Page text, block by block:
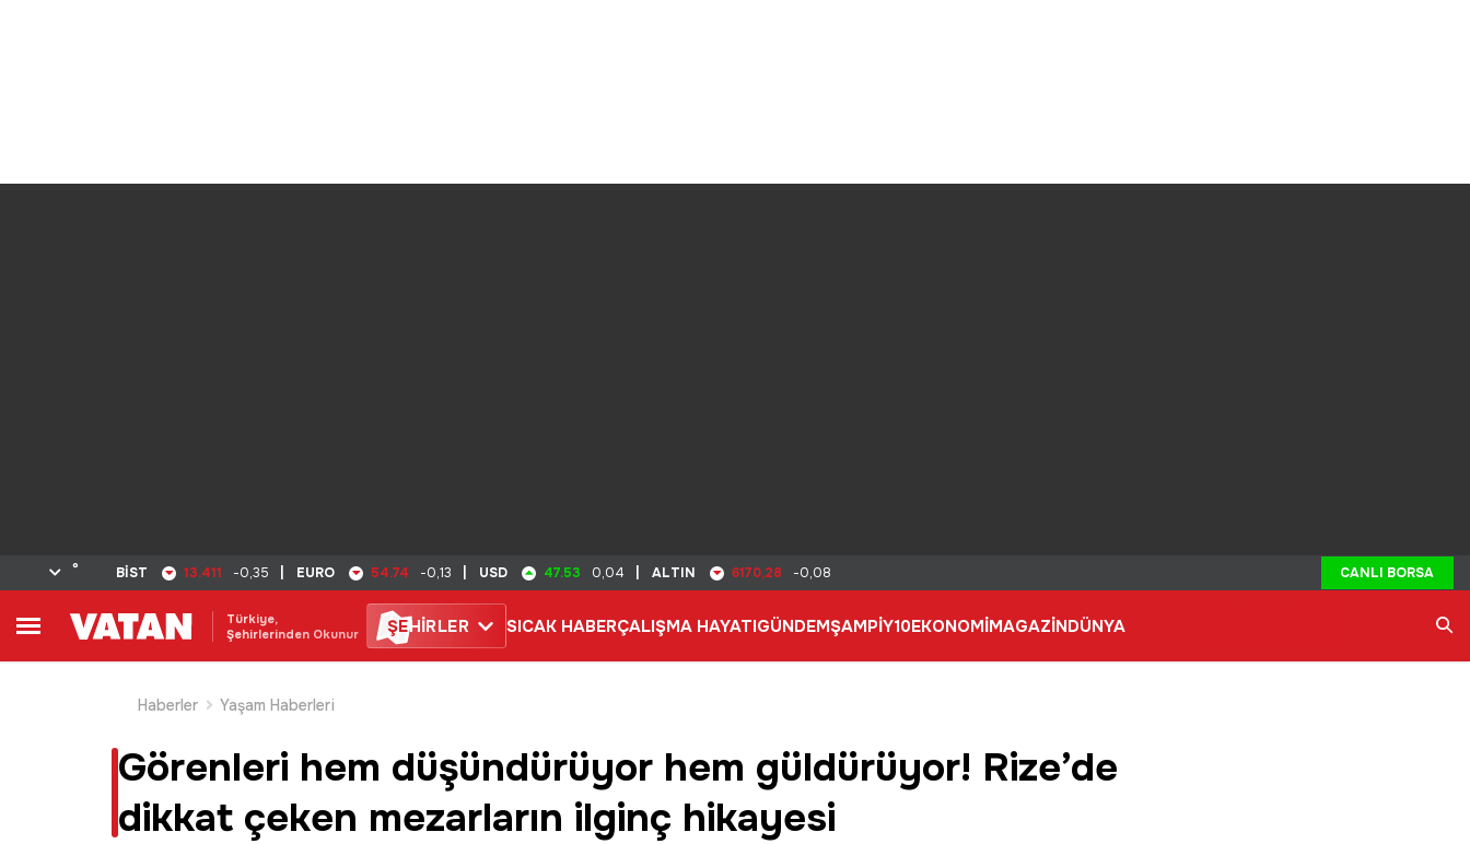
° BİST 13.411 -0,35 EURO 54.74 -0,13 USD 47.53 0,04 ALTIN 6170,28 -0,08 CANLI BORSA
Türkiye,
Şehirlerinden Okunur
ŞEHİRLER SICAK HABERÇALIŞMA HAYATIGÜNDEMŞAMPİY10EKONOMİMAGAZİNDÜNYA
Haberler
Yaşam Haberleri
Görenleri hem düşündürüyor hem güldürüyor! Rize’de
dikkat çeken mezarların ilginç hikayesi